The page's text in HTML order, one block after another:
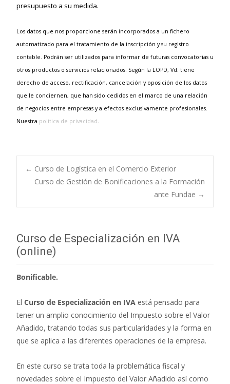
presupuesto a su medida.
Los datos que nos proporcione serán incorporados a un fichero
automatizado para el tratamiento de la inscripción y su registro
contable. Podrán ser utilizados para informar de futuras convocatorias u
otros productos o servicios relacionados. Según la LOPD, Vd. tiene
derecho de acceso, rectificación, cancelación y oposición de los datos
que le conciernen, que han sido cedidos en el marco de una relación
de negocios entre empresas y a efectos exclusivamente profesionales.
Nuestra política de privacidad.
Navegación de
entradas
← Curso de Logística en el Comercio Exterior
Curso de Gestión de Bonificaciones a la Formación
ante Fundae →
Curso de Especialización en IVA
(online)
Bonificable.
El Curso de Especialización en IVA está pensado para
tener un amplio conocimiento del Impuesto sobre el Valor
Añadido, tratando todas sus particularidades y la forma en
que se aplica a las diferentes operaciones de la empresa.
En este curso se trata toda la problemática fiscal y
novedades sobre el Impuesto del Valor Añadido así como